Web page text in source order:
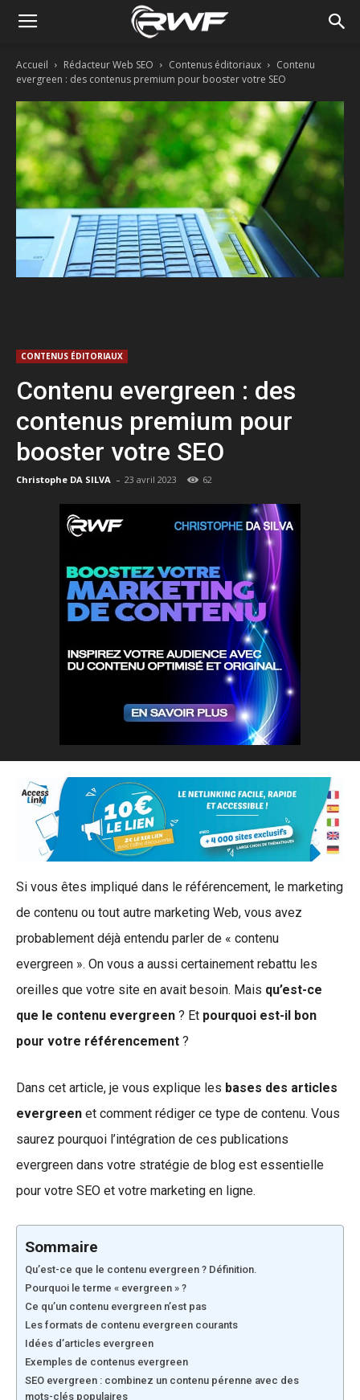
Accueil Rédacteur Web SEO Contenus éditoriaux
Contenu
evergreen : des contenus premium pour booster votre SEO
CONTENUS ÉDITORIAUX
Contenu evergreen : des
contenus premium pour
booster votre SEO
Christophe DA SILVA - 23 avril 2023 62
Si vous êtes impliqué dans le référencement, le marketing
de contenu ou tout autre marketing Web, vous avez
probablement déjà entendu parler de « contenu
evergreen ». On vous a aussi certainement rebattu les
oreilles que votre site en avait besoin. Mais qu’est-ce
que le contenu evergreen ? Et pourquoi est-il bon
pour votre référencement ?
Dans cet article, je vous explique les bases des articles
evergreen et comment rédiger ce type de contenu. Vous
saurez pourquoi l’intégration de ces publications
evergreen dans votre stratégie de blog est essentielle
pour votre SEO et votre marketing en ligne.
Sommaire
Qu’est-ce que le contenu evergreen ? Définition.
Pourquoi le terme « evergreen » ?
Ce qu’un contenu evergreen n’est pas
Les formats de contenu evergreen courants
Idées d’articles evergreen
Exemples de contenus evergreen
SEO evergreen : combinez un contenu pérenne avec des
mots-clés populaires